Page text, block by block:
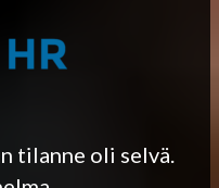
tilanne oli selvä.